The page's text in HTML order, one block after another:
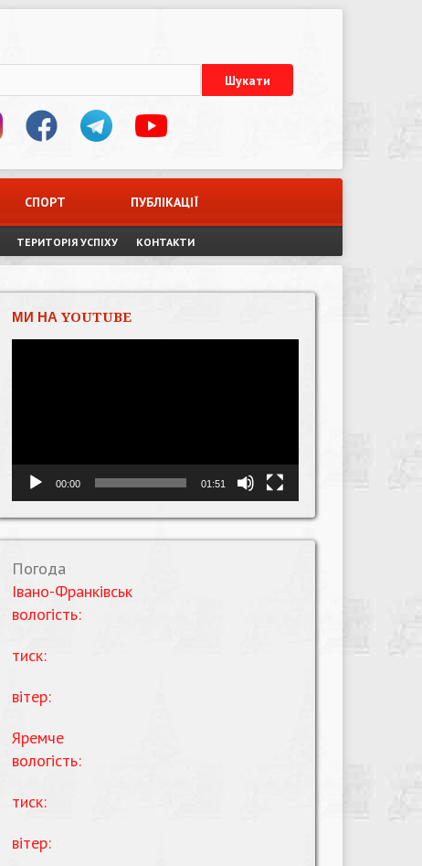
СПОРТ ПУБЛІКАЦІЇ
ТЕРИТОРІЯ УСПІХУ КОНТАКТИ
МИ НА YOUTUBE
00:00 01:51
Погода
Івано-Франківськ
вологість:
тиск:
вітер:
Яремче
вологість:
тиск:
вітер: